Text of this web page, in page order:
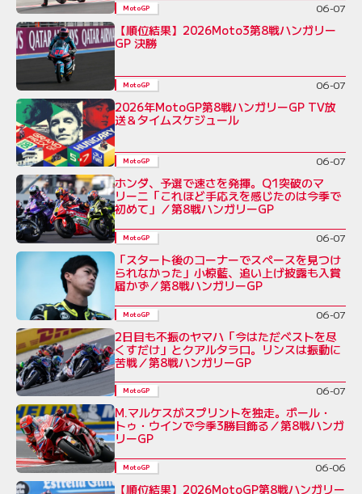
MotoGP 06-07
【順位結果】2026Moto3第8戦ハンガリー
GP 決勝
MotoGP 06-07
2026年MotoGP第8戦ハンガリーGP TV放
送＆タイムスケジュール
MotoGP 06-07
ホンダ、予選で速さを発揮。Q1突破のマ
リーニ「これほど手応えを感じたのは今季で
初めて」／第8戦ハンガリーGP
MotoGP 06-07
「スタート後のコーナーでスペースを見つけ
られなかった」小椋藍、追い上げ披露も入賞
届かず／第8戦ハンガリーGP
MotoGP 06-07
2日目も不振のヤマハ「今はただベストを尽
くすだけ」とクアルタラロ。リンスは振動に
苦戦／第8戦ハンガリーGP
MotoGP 06-07
M.マルケスがスプリントを独走。ポール・
トゥ・ウインで今季3勝目飾る／第8戦ハンガ
リーGP
MotoGP 06-06
【順位結果】2026MotoGP第8戦ハンガリー